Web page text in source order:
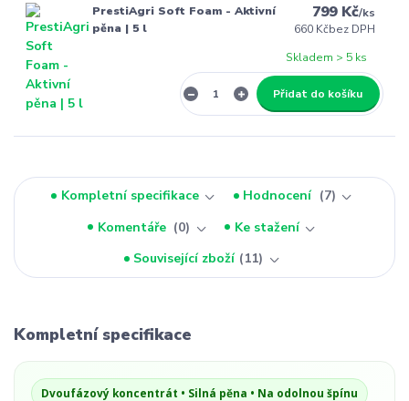
PrestiAgri Soft Foam - Aktivní
pěna | 5 l
799 Kč/ks
660 Kčbez DPH
Skladem > 5 ks
Přidat do košíku
Kompletní specifikace Hodnocení
7
Komentáře
0
Ke stažení
Související zboží
11
Kompletní specifikace
Dvoufázový koncentrát • Silná pěna • Na odolnou špínu